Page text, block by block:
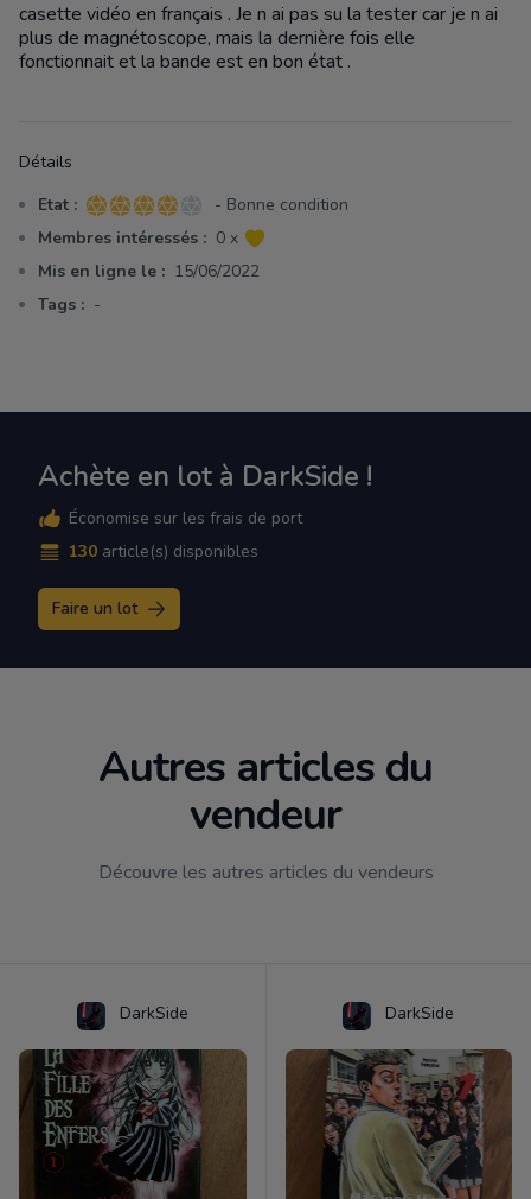
Description
casette vidéo en français . Je n ai pas su la tester car je n ai
plus de magnétoscope, mais la dernière fois elle
fonctionnait et la bande est en bon état .
Détails
Etat : 4 sur 5 étoiles
- Bonne condition
Membres intéressés : 0 x
Mis en ligne le : 15/06/2022
Tags : -
Achète en lot à DarkSide !
Économise sur les frais de port
130 article(s) disponibles
Faire un lot
Autres articles du
vendeur
Découvre les autres articles du vendeurs
DarkSide DarkSide